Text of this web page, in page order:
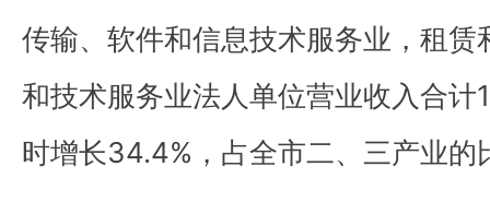
传输、软件和信息技术服务业，租
和技术服务业法人单位营业收入合
时增长34.4%，占全市二、三产业的